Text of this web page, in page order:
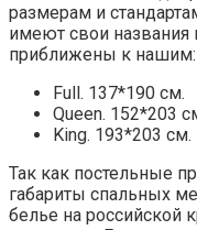
размерам и
имеют свои названия
приближены к нашим:
Full. 137*190 см.
Queen. 152*203
King. 193*203 см.
Так как постельные
габариты спальных
белье на российской